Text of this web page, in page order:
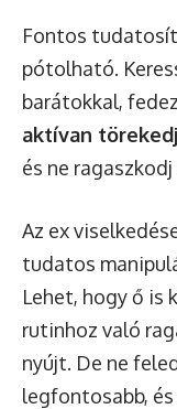
Fontos
pótolható.
barátokkal,
aktívan
és ne
Az ex
tudatos
Lehet, hogy ő is
rutinhoz való
nyújt. De ne
legfontosabb,